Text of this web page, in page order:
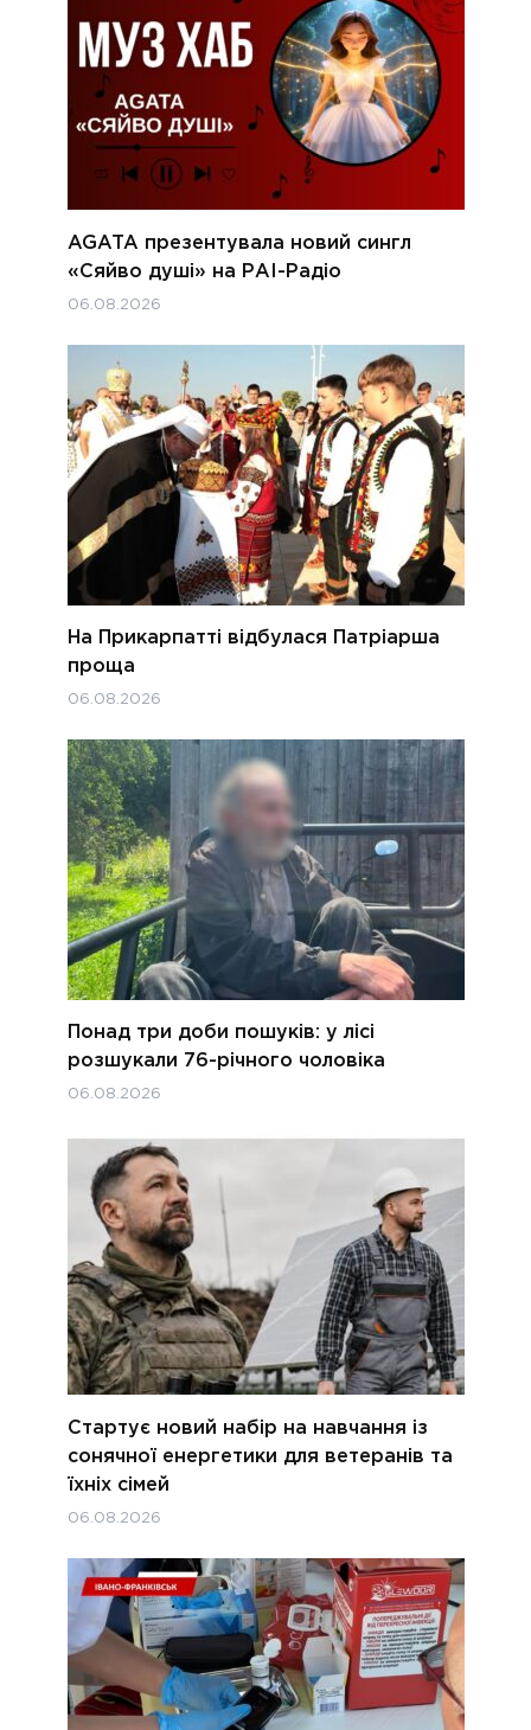
AGATA презентувала новий сингл
«Сяйво душі» на РАІ-Радіо
06.08.2026
На Прикарпатті відбулася Патріарша
проща
06.08.2026
Понад три доби пошуків: у лісі
розшукали 76-річного чоловіка
06.08.2026
Стартує новий набір на навчання із
сонячної енергетики для ветеранів та
їхніх сімей
06.08.2026